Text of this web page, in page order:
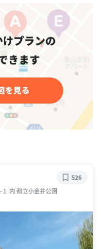
内 都立小金井公園
526